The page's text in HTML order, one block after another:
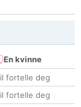
En kvinne
fortelle deg
fortelle deg